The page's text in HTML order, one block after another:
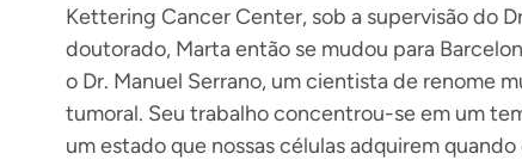
Kettering Cancer Center, sob a supervisão do
doutorado, Marta então se mudou para
o Dr. Manuel Serrano, um cientista de renome
tumoral. Seu trabalho concentrou-se em um
um estado que nossas células adquirem